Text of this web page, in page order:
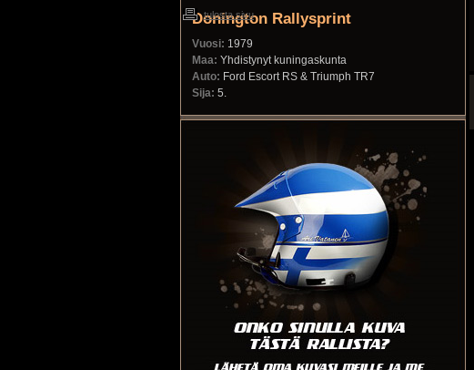
Donington Rallysprint
Vuosi: 1979
Maa: Yhdistynyt kuningaskunta
Auto: Ford Escort RS & Triumph TR7
Sija: 5.
tulosta sivu